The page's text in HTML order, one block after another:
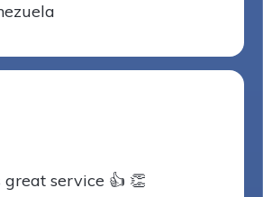
service 👍 👏